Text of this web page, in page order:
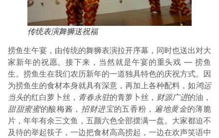
传统表演舞狮送祝福
捞鱼生午宴，由传统的舞狮表演拉开序幕，同时也送出对大
家新年的祝愿。接下来，当然就是午宴的重头戏 — 捞鱼
生。捞鱼生在我们农历新年的一道独具特色的庆祝方式。因
为捞鱼生的食材本身就具有深意，再加上各种配料，如鸿运
当头的红白萝卜丝， 青春永驻的青萝卜丝， 财源广进的油，
甜甜蜜蜜的酸梅酱， 招财进宝的五香粉， 遍地黄金的薄脆
片，年年有余三文鱼，五颜六色全部摆满一盘。大家都迫不
及待的举起筷子，一边把食材高高捞起，一边在欢声笑语中